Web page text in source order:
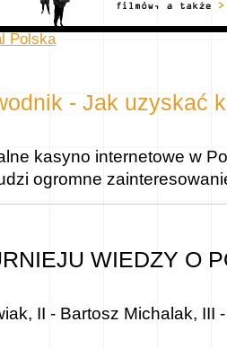
Polska
- Jak uzyskać
kasyno internetowe w
ogromne
WIEDZY O
II - Bartosz Michalak, III